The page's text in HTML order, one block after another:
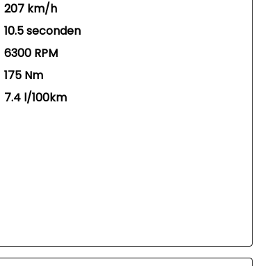
207 km/h
10.5 seconden
6300 RPM
175 Nm
7.4 l/100km